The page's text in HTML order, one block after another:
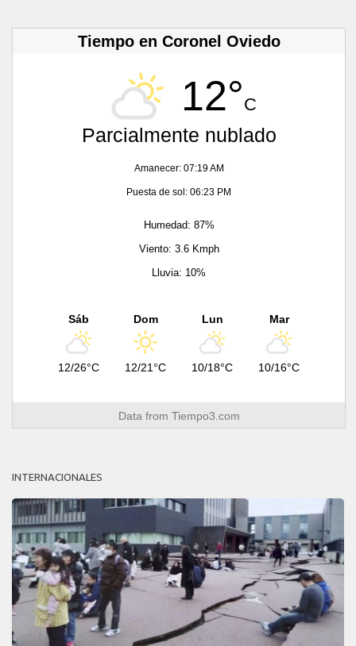
Tiempo en Coronel Oviedo
12°C
Parcialmente nublado
Amanecer: 07:19 AM
Puesta de sol: 06:23 PM
Humedad: 87%
Viento: 3.6 Kmph
Lluvia: 10%
Sáb
12/26°C
Dom
12/21°C
Lun
10/18°C
Mar
10/16°C
Data from Tiempo3.com
INTERNACIONALES